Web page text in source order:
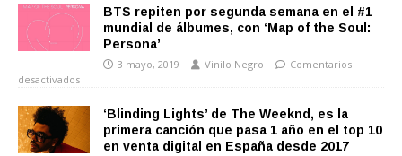
BTS repiten por segunda semana en el #1
mundial de álbumes, con ‘Map of the Soul:
Persona’
3 mayo, 2019 Vinilo Negro
Comentarios
desactivados
‘Blinding Lights’ de The Weeknd, es la
primera canción que pasa 1 año en el top 10
en venta digital en España desde 2017